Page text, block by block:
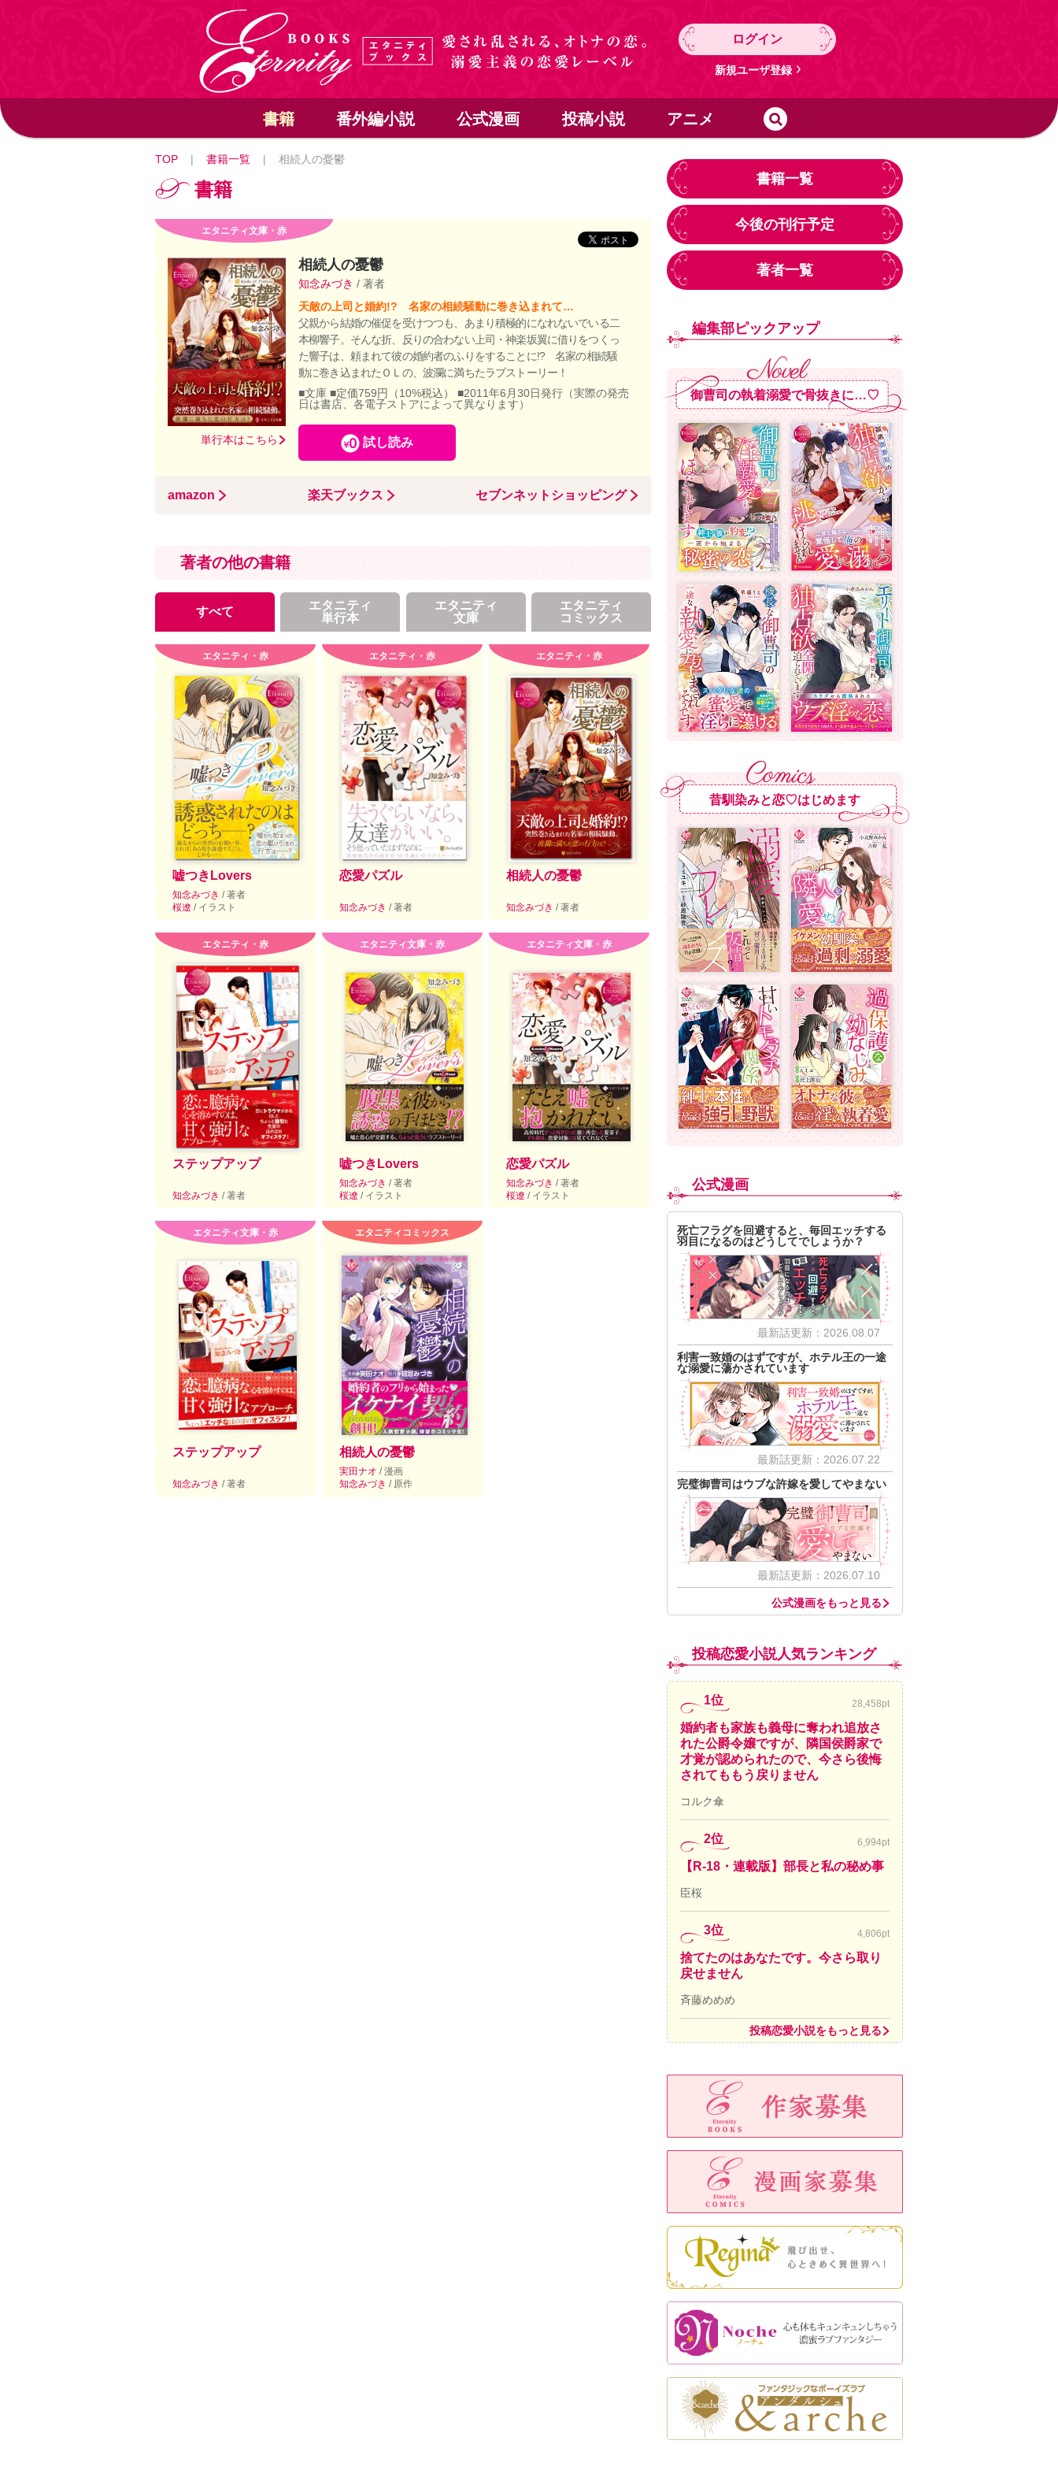
ログイン
新規ユーザ登録
書籍 番外編小説 公式漫画 投稿小説 アニメ
TOP | 書籍一覧 | 相続人の憂鬱
書籍
エタニティ文庫・赤
単行本はこちら
相続人の憂鬱
知念みづき / 著者
天敵の上司と婚約!? 名家の相続騒動に巻き込まれて…
父親から結婚の催促を受けつつも、あまり積極的になれないでいる二
本柳響子。そんな折、反りの合わない上司・神楽坂翼に借りをつくっ
た響子は、頼まれて彼の婚約者のふりをすることに!? 名家の相続騒
動に巻き込まれたＯＬの、波瀾に満ちたラブストーリー！
■文庫 ■定価759円（10%税込） ■2011年6月30日発行（実際の発売
日は書店、各電子ストアによって異なります）
試し読み
amazon 楽天ブックス セブンネットショッピング
著者の他の書籍
すべて
エタニティ
単行本
エタニティ
文庫
エタニティ
コミックス
エタニティ・赤
嘘つきLovers
知念みづき / 著者
桜遼 / イラスト
エタニティ・赤
恋愛パズル
知念みづき / 著者
エタニティ・赤
相続人の憂鬱
知念みづき / 著者
エタニティ・赤
ステップアップ
知念みづき / 著者
エタニティ文庫・赤
嘘つきLovers
知念みづき / 著者
桜遼 / イラスト
エタニティ文庫・赤
恋愛パズル
知念みづき / 著者
桜遼 / イラスト
エタニティ文庫・赤
ステップアップ
知念みづき / 著者
エタニティコミックス
相続人の憂鬱
実田ナオ / 漫画
知念みづき / 原作
書籍一覧
今後の刊行予定
著者一覧
編集部ピックアップ
御曹司の執着溺愛で骨抜きに…♡
昔馴染みと恋♡はじめます
公式漫画
死亡フラグを回避すると、毎回エッチする
羽目になるのはどうしてでしょうか？
最新話更新：2026.08.07
利害一致婚のはずですが、ホテル王の一途
な溺愛に蕩かされています
最新話更新：2026.07.22
完璧御曹司はウブな許嫁を愛してやまない
最新話更新：2026.07.10
公式漫画をもっと見る
投稿恋愛小説人気ランキング
1位 28,458pt
婚約者も家族も義母に奪われ追放さ
れた公爵令嬢ですが、隣国侯爵家で
才覚が認められたので、今さら後悔
されてももう戻りません
コルク傘
2位 6,994pt
【R-18・連載版】部長と私の秘め事
臣桜
3位 4,806pt
捨てたのはあなたです。今さら取り
戻せません
斉藤めめめ
投稿恋愛小説をもっと見る